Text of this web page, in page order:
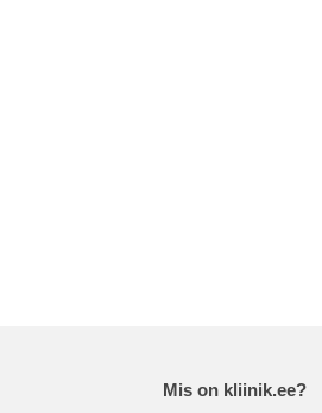
Mis on kliinik.ee?